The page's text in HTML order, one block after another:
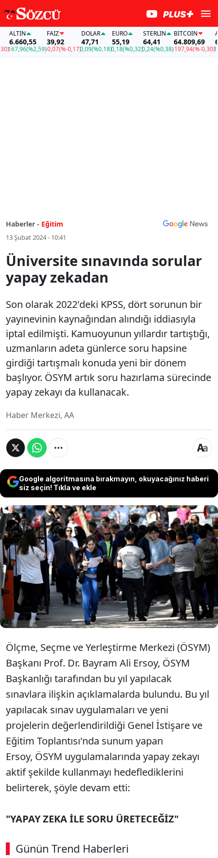
(%2,59)
FAİZ
39,92
-0,07(%-0,17)
DOLAR
47,71
0,09(%0,18)
EURO
55,19
0,18(%0,32)
STERLIN
64,41
0,24(%0,38)
BITCOIN
64.809,69
-197,94(%-0,30)
Haberler - Eğitim
13 Şubat 2024 - 10:41
Üniversite sınavında sorular
yapay zekadan
Son olarak 2022'deki KPSS, dört sorunun bir
yayınevinin kaynağından alındığı iddiasıyla
iptal edilmişti. Kamuoyunun yıllardır tartıştığı,
uzmanların adeta günlerce soru hapsine
girdiği tartışmalı konuda yeni bir dönem
başlıyor. ÖSYM artık soru hazırlama sürecinde
yapay zekayı da kullanacak.
Haber Merkezi, AA
Google algoritmasına bırakmayın, okuyacağınız haberi
siz seçin! Tıkla ve ekle
Son olarak 2022'deki KPSS, dört sorunun bir
yayınevinin kaynağından alındığı iddiasıyla iptal
edilmişti. Kamuoyunun yıllardır tartıştığı,
uzmanların adeta günlerce soru hapsine girdiği
tartışmalı konuda yeni bir dönem başlıyor. ÖSYM
artık soru hazırlama sürecinde yapay zekayı da
kullanacak.
Ölçme, Seçme ve Yerleştirme Merkezi (ÖSYM)
Başkanı Prof. Dr. Bayram Ali Ersoy, ÖSYM
Başkanlığı tarafından bu yıl yapılacak
sınavlara ilişkin açıklamalarda bulundu. Bu yıl
yapılacak sınav uygulamaları ve yeni
projelerin değerlendirildiği Genel İstişare ve
Eğitim Toplantısı'nda sunum yapan
Ersoy, ÖSYM uygulamalarında yapay zekayı
aktif şekilde kullanmayı hedeflediklerini
belirterek, şöyle devam etti:
"YAPAY ZEKA İLE SORU ÜRETECEĞİZ"
Günün Trend Haberleri
00:02 / 09:15